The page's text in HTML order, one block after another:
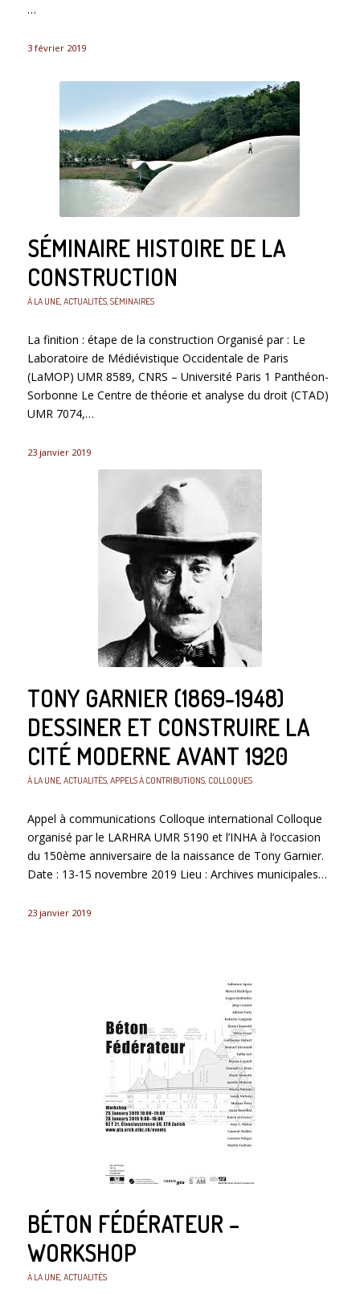
…
3 février 2019
SÉMINAIRE HISTOIRE DE LA
CONSTRUCTION
À LA UNE, ACTUALITÉS, SÉMINAIRES
La finition : étape de la construction Organisé par : Le
Laboratoire de Médiévistique Occidentale de Paris
(LaMOP) UMR 8589, CNRS – Université Paris 1 Panthéon-
Sorbonne Le Centre de théorie et analyse du droit (CTAD)
UMR 7074,…
23 janvier 2019
TONY GARNIER (1869-1948)
DESSINER ET CONSTRUIRE LA
CITÉ MODERNE AVANT 1920
À LA UNE, ACTUALITÉS, APPELS À CONTRIBUTIONS, COLLOQUES
Appel à communications Colloque international Colloque
organisé par le LARHRA UMR 5190 et l’INHA à l’occasion
du 150ème anniversaire de la naissance de Tony Garnier.
Date : 13-15 novembre 2019 Lieu : Archives municipales…
23 janvier 2019
BÉTON FÉDÉRATEUR –
WORKSHOP
À LA UNE, ACTUALITÉS